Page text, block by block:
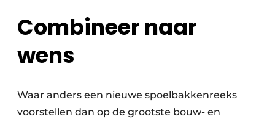
Combineer naar
wens
Waar anders een nieuwe spoelbakkenreeks
voorstellen dan op de grootste bouw- en